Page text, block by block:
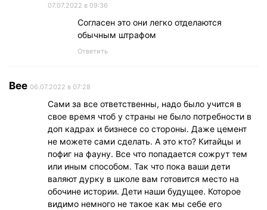
07.07.2022 в 09:36
Согласен это они легко отделаются
обычным штрафом
Ответить
Bee 06.07.2022 в 07:28
Сами за все ответственны, надо было учится в
свое время чтоб у страны не было потребности в
доп кадрах и бизнесе со стороны. Даже цемент
не можете сами сделать. А это кто? Китайцы и
пофиг на фауну. Все что попадается сожрут тем
или иным способом. Так что пока ваши дети
валяют дурку в школе вам готовится место на
обочине истории. Дети наши будущее. Которое
видимо немного не такое как мы себе его